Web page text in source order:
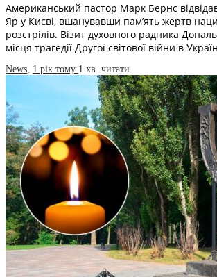
Американський пастор Марк Бернс
Яр у Києві, вшанувавши пам’ять жертв
розстрілів. Візит духовного радника
місця трагедії Другої світової війни в
News, 1 рік тому 1 хв. читати